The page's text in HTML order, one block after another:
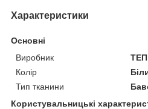
Характеристики
Основні
Виробник
ТЕП
Колір
Тип тканини
Користувальницькі